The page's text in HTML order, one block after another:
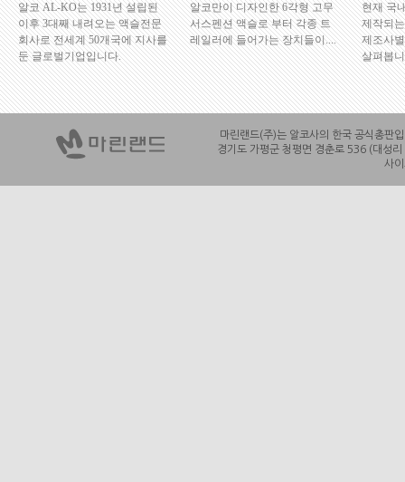
알코 AL-KO는 1931년 설립된
이후 3대째 내려오는 액슬전문
회사로 전세계 50개국에 지사를
둔 글로벌기업입니다.
알코만이 디자인한 6각형 고무
서스펜션 액슬로 부터 각종 트
레일러에 들어가는 장치들이....
현재 국
제작되
제조사
살펴봅
마린랜드(주)는 알코사의 한국 공식총
경기도 가평군 청평면 경춘로 536 (대
사